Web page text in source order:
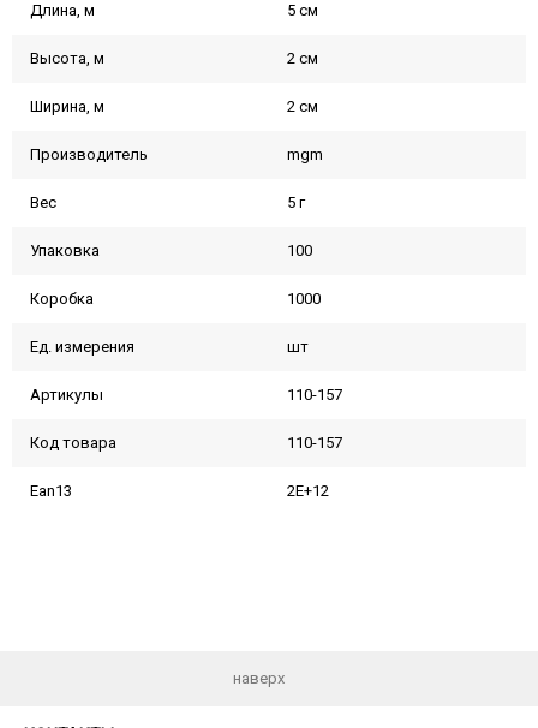
Длина, м 5 см
Высота, м 2 см
Ширина, м 2 см
Производитель mgm
Вес 5 г
Упаковка 100
Коробка 1000
Ед. измерения шт
Артикулы 110-157
Код товара 110-157
Ean13 2E+12
наверх